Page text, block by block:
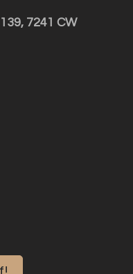
7241 CW